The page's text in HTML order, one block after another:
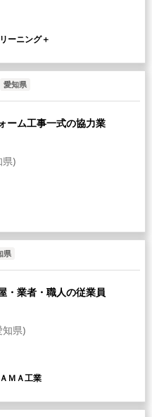
ーニング＋
愛知県
ーム工事一式の協力業
県)
県
・業者・職人の従業員
知県)
ＭＡ工業